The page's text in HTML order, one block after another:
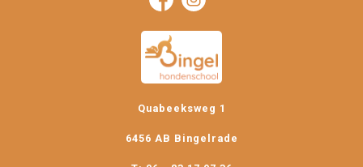
Quabeeksweg 1
6456 AB Bingelrade